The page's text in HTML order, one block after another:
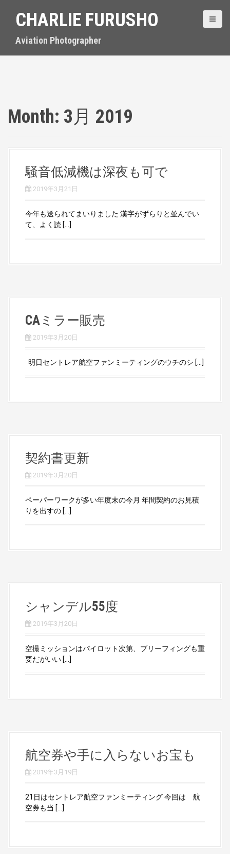
CHARLIE FURUSHO
Aviation Photographer
Month: 3月 2019
騒音低減機は深夜も可で
2019年3月21日
今年も送られてまいりました 漢字がずらりと並んでい
て、よく読 […]
CAミラー販売
2019年3月20日
明日セントレア航空ファンミーティングのウチのシ […]
契約書更新
2019年3月20日
ペーパーワークが多い年度末の今月 年間契約のお見積
りを出すの […]
シャンデル55度
2019年3月20日
空撮ミッションはパイロット次第、ブリーフィングも重
要だがいい […]
航空券や手に入らないお宝も
2019年3月19日
21日はセントレア航空ファンミーティング 今回は 航
空券も当 […]